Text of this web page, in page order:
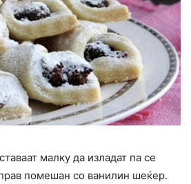
малку да изладат па се
помешан со ванилин шеќер.